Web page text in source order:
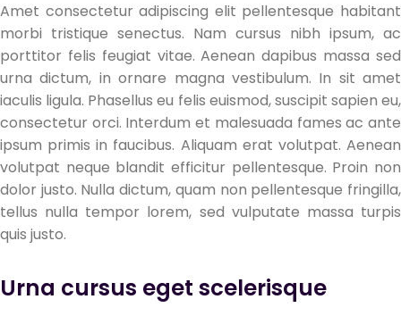
Amet consectetur adipiscing elit pellentesque habitant
morbi tristique senectus. Nam cursus nibh ipsum, ac
porttitor felis feugiat vitae. Aenean dapibus massa sed
urna dictum, in ornare magna vestibulum. In sit amet
iaculis ligula. Phasellus eu felis euismod, suscipit sapien eu,
consectetur orci. Interdum et malesuada fames ac ante
ipsum primis in faucibus. Aliquam erat volutpat. Aenean
volutpat neque blandit efficitur pellentesque. Proin non
dolor justo. Nulla dictum, quam non pellentesque fringilla,
tellus nulla tempor lorem, sed vulputate massa turpis
quis justo.
Urna cursus eget scelerisque